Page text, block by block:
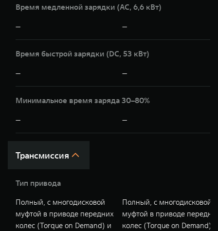
Время медленной зарядки (AC, 6,6 кВт)
— —
Время быстрой зарядки (DC, 53 кВт)
— —
Минимальное время заряда 30–80%
— —
Трансмиссия
Тип привода
Полный, с многодисковой
муфтой в приводе передних
колес (Torque on Demand) и
Полный, с многодисковой
муфтой в приводе
колес (Torque on Demand) и